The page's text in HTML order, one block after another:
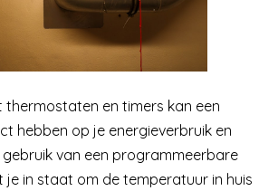
thermostaten en timers kan een
hebben op je energieverbruik en
van een programmeerbare
in staat om de temperatuur in huis